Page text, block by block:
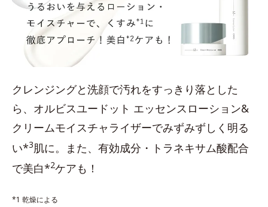
クレンジングと洗顔で汚れをすっきり落とした
ら、オルビスユードット エッセンスローション&
クリームモイスチャライザーでみずみずしく明る
い*3肌に。また、有効成分・トラネキサム酸配合
で美白*2ケアも！
*1 乾燥による